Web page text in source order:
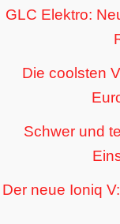
GLC Elektro:
Die coolsten
Schwer und
Der neue Ioniq